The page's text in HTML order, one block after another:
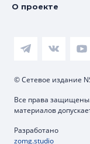
О проекте
© Сетевое издание
Все права
материалов
Разработано
zomg.studio